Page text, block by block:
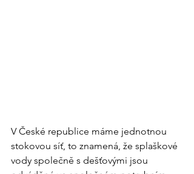
V České republice máme jednotnou
stokovou síť, to znamená, že splaškové
vody společně s dešťovými jsou